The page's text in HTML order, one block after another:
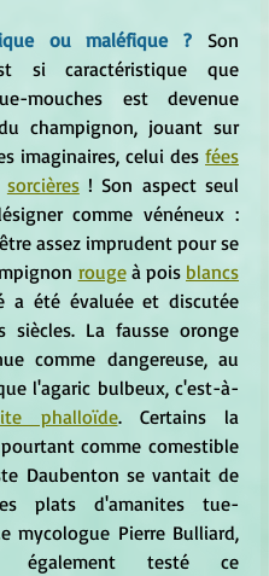
ou maléfique ?
Son
si caractéristique que
mouches est devenue
champignon, jouant sur
imaginaires, celui des fées
sorcières ! Son aspect seul
comme vénéneux :
assez imprudent pour se
rouge à pois blancs
a été évaluée et discutée
siècles. La fausse oronge
comme dangereuse, au
l'agaric bulbeux, c'est-à-
phalloïde. Certains la
comme comestible
Daubenton se vantait de
plats d'amanites tue-
mycologue Pierre Bulliard,
également testé ce